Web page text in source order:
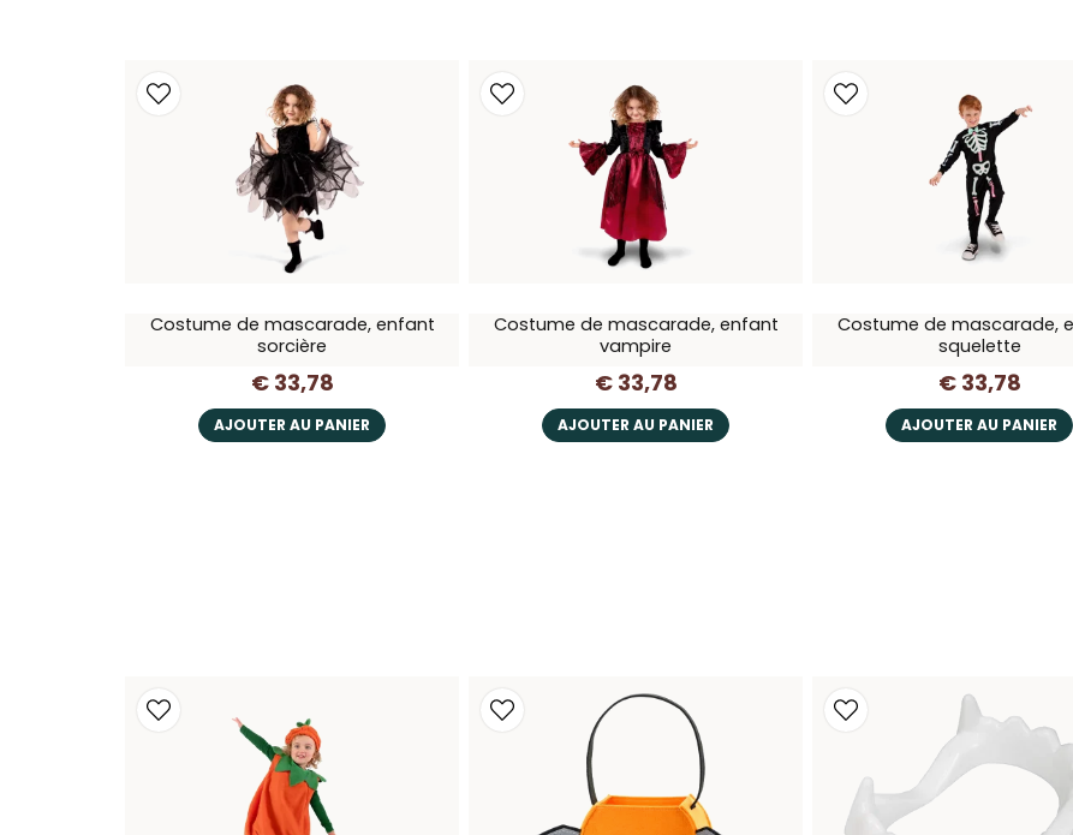
Costume de mascarade, enfant
sorcière
€ 33,78
AJOUTER AU PANIER
Costume de mascarade, enfant
vampire
€ 33,78
AJOUTER AU PANIER
Costume de mascarade,
squelette
€ 33,78
AJOUTER AU PANIER